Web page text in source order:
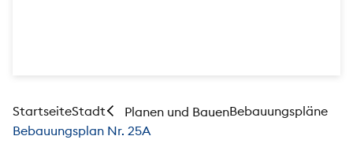
StartseiteStadt Planen und BauenBebauungspläne
Bebauungsplan Nr. 25A